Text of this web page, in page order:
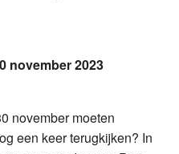
november 2023
november moeten
een keer terugkijken? In